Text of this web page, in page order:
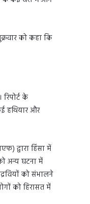
को कहा कि
के
हथियार और
द्वारा हिंसा में
अन्य घटना में
को संभालने
को हिरासत में